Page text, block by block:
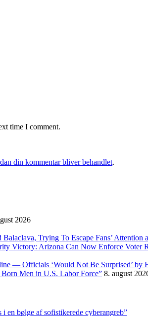
time I comment.
din kommentar bliver behandlet.
2026
Trying To Escape Fans’ Attention
Victory: Arizona Can Now Enforce Voter
— Officials ‘Would Not Be Surprised’ by
Men in U.S. Labor Force” 8. august
en bølge af sofistikerede cyberangreb”